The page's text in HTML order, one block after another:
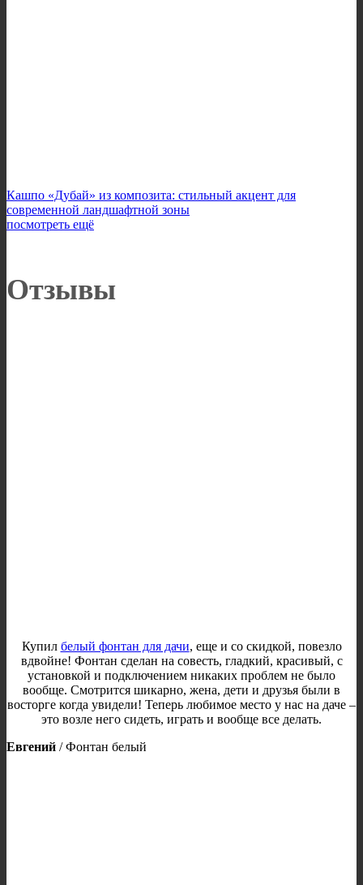
Кашпо «Дубай» из композита: стильный акцент для
современной ландшафтной зоны
посмотреть ещё
Отзывы
Купил белый фонтан для дачи, еще и со скидкой, повезло
вдвойне! Фонтан сделан на совесть, гладкий, красивый, с
установкой и подключением никаких проблем не было
вообще. Смотрится шикарно, жена, дети и друзья были в
восторге когда увидели! Теперь любимое место у нас на даче –
это возле него сидеть, играть и вообще все делать.
Евгений /Фонтан белый